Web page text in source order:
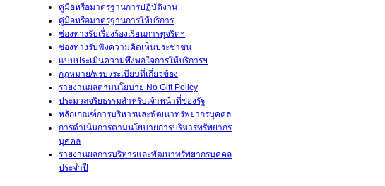
คู่มือหรือมาตรฐานการปฏิบัติงาน
คู่มือหรือมาตรฐานการให้บริการ
ช่องทางรับเรื่องร้องเรียนการทุจริตฯ
ช่องทางรับฟังความคิดเห็นประชาชน
แบบประเมินความพึงพอใจการให้บริการฯ
กฎหมาย/พรบ./ระเบียบที่เกี่ยวข้อง
รายงานผลตามนโยบาย No Gift Policy
ประมวลจริยธรรมสำหรับเจ้าหน้าที่ของรัฐ
หลักเกณฑ์การบริหารและพัฒนาทรัพยากรบุคคล
การดำเนินการตามนโยบายการบริหารทรัพยากร
บุคคล
รายงานผลการบริหารและพัฒนาทรัพยากรบุคคล
ประจำปี